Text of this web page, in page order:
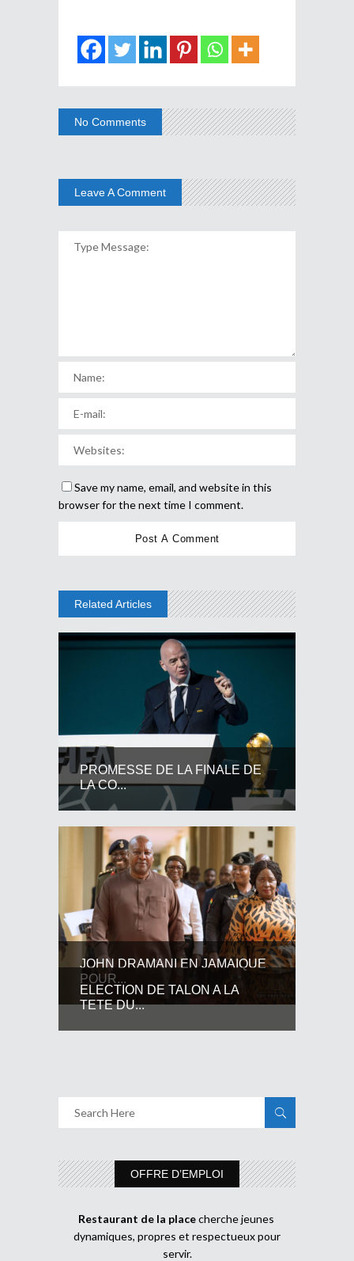
No Comments
Leave A Comment
Save my name, email, and website in this
browser for the next time I comment.
Related Articles
PROMESSE DE LA FINALE DE
LA CO...
JOHN DRAMANI EN JAMAIQUE
POUR...
ELECTION DE TALON A LA
TETE DU...
OFFRE D’EMPLOI
Restaurant de la placecherche jeunes
dynamiques, propres et respectueux pour
servir.